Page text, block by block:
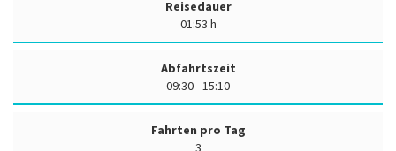
Reisedauer
01:53 h
Abfahrtszeit
09:30 - 15:10
Fahrten pro Tag
3